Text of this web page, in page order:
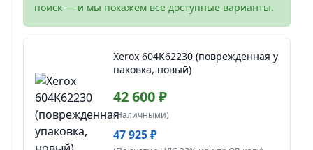
поиск — и мы покажем все доступные варианты.
Xerox 604K62230 (поврежденная у
паковка, новый)
42 600 ₽
(Наличными)
47 925 ₽